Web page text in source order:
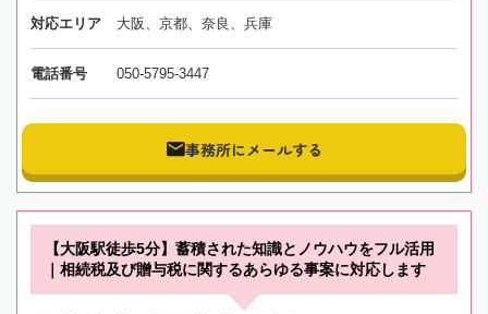
対応エリア 大阪、京都、奈良、兵庫
電話番号 050-5795-3447
事務所にメールする
【大阪駅徒歩5分】蓄積された知識とノウハウをフル活用
｜相続税及び贈与税に関するあらゆる事案に対応します